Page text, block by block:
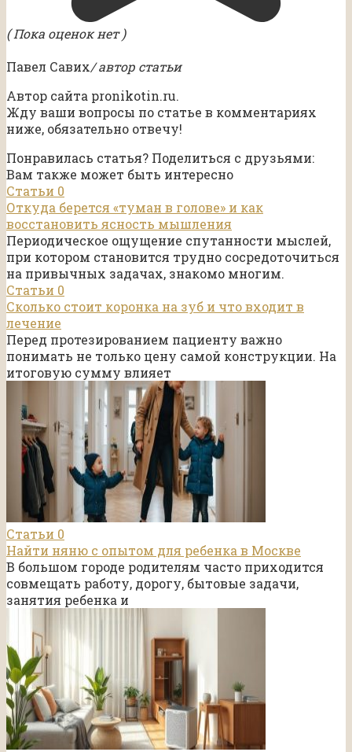
( Пока оценок нет )
Павел Савих/ автор статьи
Автор сайта pronikotin.ru.
Жду ваши вопросы по статье в комментариях
ниже, обязательно отвечу!
Понравилась статья? Поделиться с друзьями:
Вам также может быть интересно
Статьи 0
Откуда берется «туман в голове» и как
восстановить ясность мышления
Периодическое ощущение спутанности мыслей,
при котором становится трудно сосредоточиться
на привычных задачах, знакомо многим.
Статьи 0
Сколько стоит коронка на зуб и что входит в
лечение
Перед протезированием пациенту важно
понимать не только цену самой конструкции. На
итоговую сумму влияет
Статьи 0
Найти няню с опытом для ребенка в Москве
В большом городе родителям часто приходится
совмещать работу, дорогу, бытовые задачи,
занятия ребенка и